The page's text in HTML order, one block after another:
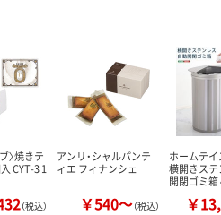
〉焼きテ
CYT-3 1
（税込）
アンリ・シャルパンテ
ィエ フィナンシェ
￥540～（税込）
ホームテ
横開きス
開閉ゴミ
￥